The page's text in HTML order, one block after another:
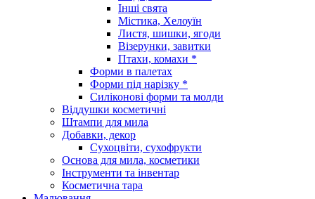
Інші свята
Містика, Хелоуїн
Листя, шишки, ягоди
Візерунки, завитки
Птахи, комахи *
Форми в палетах
Форми під нарізку *
Силіконові форми та молди
Віддушки косметичні
Штампи для мила
Добавки, декор
Сухоцвіти, сухофрукти
Основа для мила, косметики
Інструменти та інвентар
Косметична тара